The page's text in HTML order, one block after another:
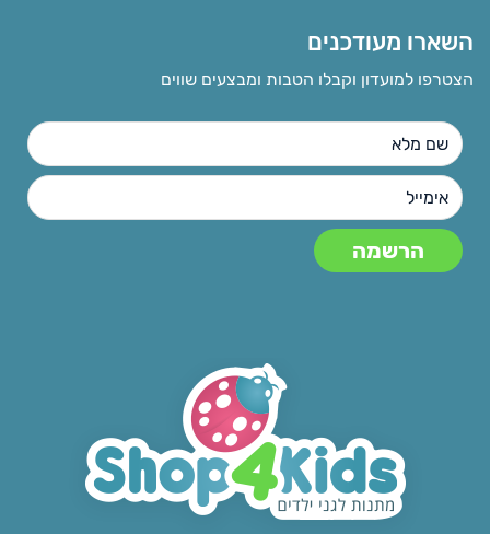
השארו מעודכנים
הצטרפו למועדון וקבלו הטבות ומבצעים שווים